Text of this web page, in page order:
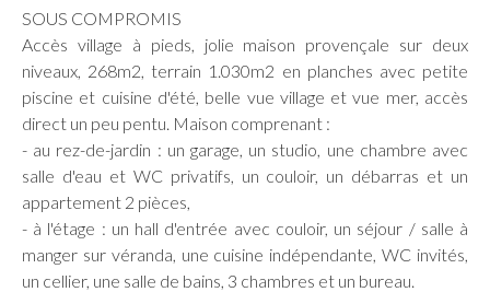
SOUS COMPROMIS
Accès village à pieds, jolie maison provençale sur deux
niveaux, 268m2, terrain 1.030m2 en planches avec petite
piscine et cuisine d'été, belle vue village et vue mer, accès
direct un peu pentu. Maison comprenant :
- au rez-de-jardin : un garage, un studio, une chambre avec
salle d'eau et WC privatifs, un couloir, un débarras et un
appartement 2 pièces,
- à l'étage : un hall d'entrée avec couloir, un séjour / salle à
manger sur véranda, une cuisine indépendante, WC invités,
un cellier, une salle de bains, 3 chambres et un bureau.